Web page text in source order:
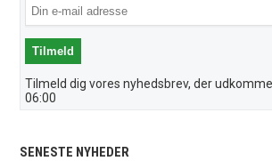
Tilmeld dig vores nyhedsbrev, der
06:00
SENESTE NYHEDER